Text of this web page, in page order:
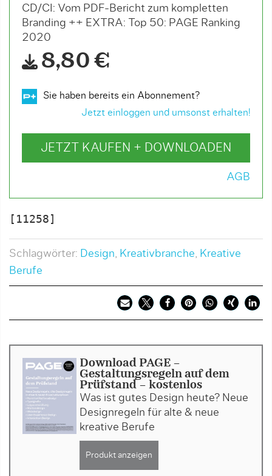
CD/CI: Vom PDF-Bericht zum kompletten
Branding ++ EXTRA: Top 50: PAGE Ranking
2020
8,80 €
Sie haben bereits ein Abonnement?
Jetzt einloggen und umsonst erhalten!
JETZT KAUFEN + DOWNLOADEN
AGB
[11258]
Schlagwörter: Design, Kreativbranche, Kreative
Berufe
Download PAGE -
Gestaltungsregeln auf dem
Prüfstand - kostenlos
Was ist gutes Design heute? Neue
Designregeln für alte & neue
kreative Berufe
Produkt anzeigen